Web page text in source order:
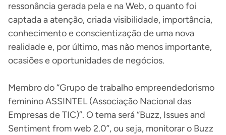
ressonância gerada pela e na Web, o quanto foi
captada a atenção, criada visibilidade, importância,
conhecimento e conscientização de uma nova
realidade e, por último, mas não menos importante,
ocasiões e oportunidades de negócios.
Membro do “Grupo de trabalho empreendedorismo
feminino ASSINTEL (Associação Nacional das
Empresas de TIC)”. O tema será “Buzz, Issues and
Sentiment from web 2.0”, ou seja, monitorar o Buzz